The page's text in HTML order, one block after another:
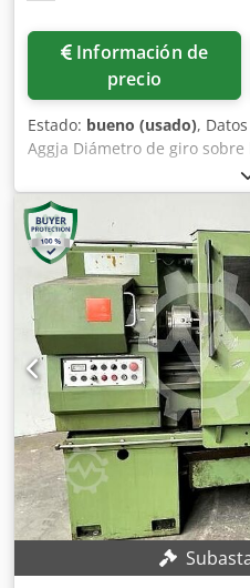
Información de
precio
Estado: bueno (usado),
Aggja Diámetro de giro
de giro sobre soporte 170
Velocidad de giro 40 - 1500 /
husillo 35 mm Ajuste del
del contrapunto MK: 3
95 mm Potencia total
aprox: 410 kg Dimensiones
1,6x0,8x1,4 m